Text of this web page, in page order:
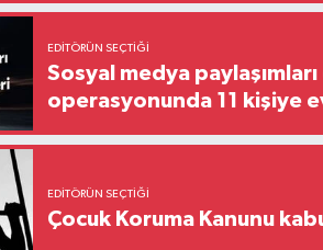
EDITÖRÜN SEÇTIĞI
Sosyal medya
operasyonunda 11 kişiye
EDITÖRÜN SEÇTIĞI
Çocuk Koruma Kanunu